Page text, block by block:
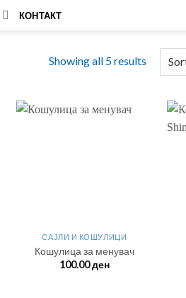
КОНТАКТ
Showing all 5 results
САЈЛИ И КОШУЛИЦИ
Кошулица за менувач
100.00ден